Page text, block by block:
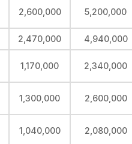
2,600,000 5,200,000
2,470,000 4,940,000
1,170,000 2,340,000
1,300,000 2,600,000
1,040,000 2,080,000